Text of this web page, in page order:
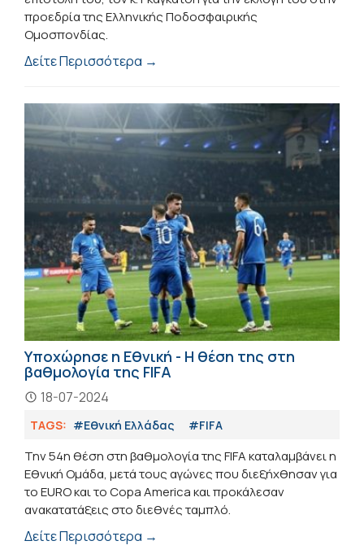
προεδρία της Ελληνικής Ποδοσφαιρικής
Ομοσπονδίας.
Δείτε Περισσότερα →
Υποχώρησε η Εθνική - Η θέση της στη
βαθμολογία της FIFA
18-07-2024
TAGS: #Εθνική Ελλάδας #FIFA
Την 54η θέση στη βαθμολογία της FIFA καταλαμβάνει η
Εθνική Ομάδα, μετά τους αγώνες που διεξήχθησαν για
το EURO και το Copa America και προκάλεσαν
ανακατατάξεις στο διεθνές ταμπλό.
Δείτε Περισσότερα →